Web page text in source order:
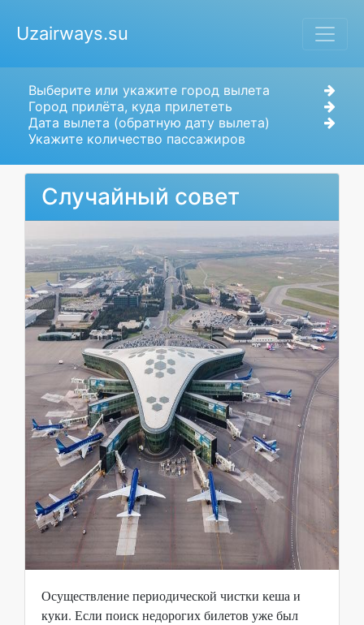
Uzairways.su
Выберите или укажите город вылета
Город прилёта, куда прилететь
Дата вылета (обратную дату вылета)
Укажите количество пассажиров
Случайный совет
Осуществление периодической чистки кеша и
куки. Если поиск недорогих билетов уже был